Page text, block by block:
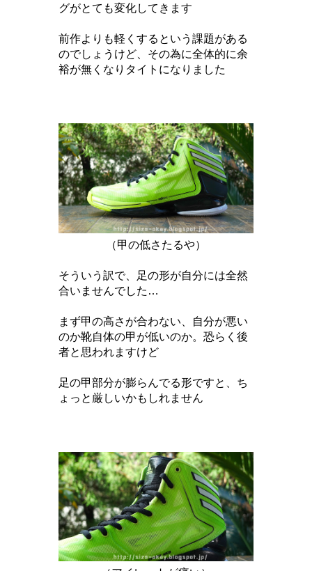
グがとても変化してきます
前作よりも軽くするという課題がある
のでしょうけど、その為に全体的に余
裕が無くなりタイトになりました
（甲の低さたるや）
そういう訳で、足の形が自分には全然
合いませんでした…
まず甲の高さが合わない、自分が悪い
のか靴自体の甲が低いのか。恐らく後
者と思われますけど
足の甲部分が膨らんでる形ですと、ち
ょっと厳しいかもしれません